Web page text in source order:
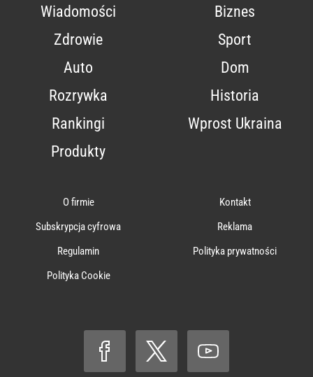
Wiadomości
Biznes
Zdrowie
Sport
Auto
Dom
Rozrywka
Historia
Rankingi
Wprost Ukraina
Produkty
O firmie
Kontakt
Subskrypcja cyfrowa
Reklama
Regulamin
Polityka prywatności
Polityka Cookie